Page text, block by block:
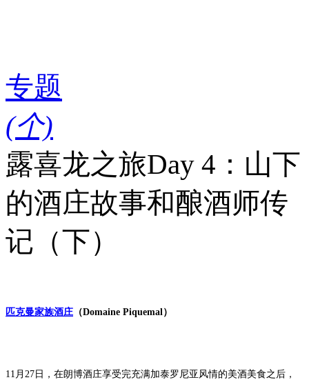
专题
(个)
露喜龙之旅Day 4：山下
的酒庄故事和酿酒师传
记（下）
匹克曼家族酒庄 （Domaine Piquemal）
11月27日，在朗博酒庄享受完充满加泰罗尼亚风情的美酒美食之后，